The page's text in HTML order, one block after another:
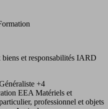
biens et responsabilités IARD
+4
EEA Matériels et
professionnel et objets